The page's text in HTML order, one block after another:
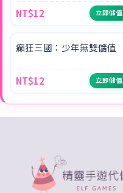
NT$12
立即儲值
癲狂三國：少年無雙儲值
NT$12 立即儲值